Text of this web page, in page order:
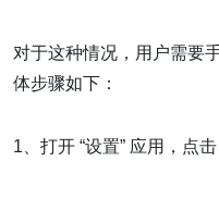
对于这种情况，用户需要
体步骤如下：
1、打开 “设置” 应用，点击